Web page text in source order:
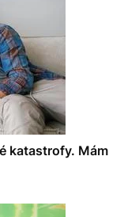
katastrofy. Mám